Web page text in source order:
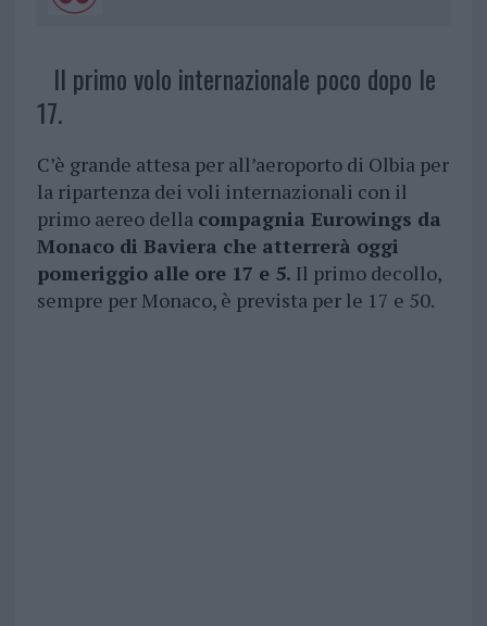
Il primo volo internazionale poco dopo le
17.
C’è grande attesa per all’aeroporto di Olbia per
la ripartenza dei voli internazionali con il
primo aereo della compagnia Eurowings da
Monaco di Baviera che atterrerà oggi
pomeriggio alle ore 17 e 5. Il primo decollo,
sempre per Monaco, è prevista per le 17 e 50.